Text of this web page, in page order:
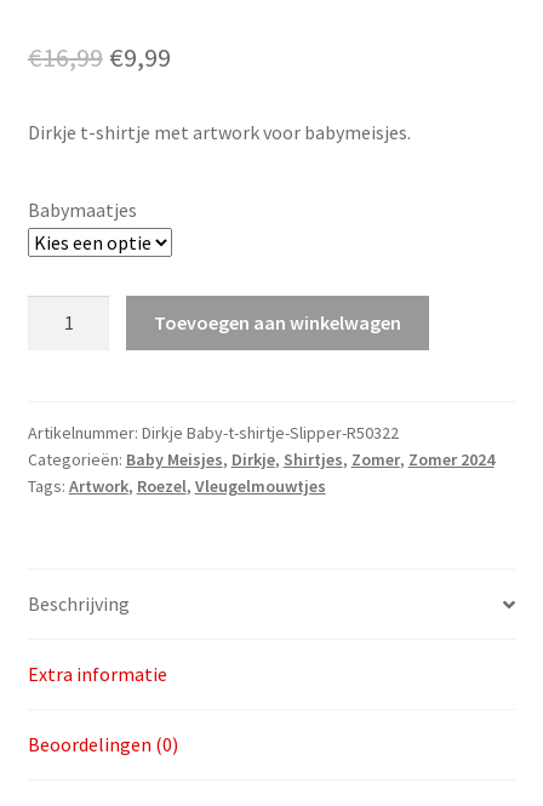
€16,99 Oorspronkelijke
was:
€9,99Huidige
is:
Dirkje t-shirtje met artwork voor babymeisjes.
Babymaatjes
Shirtje
Slipper
v.a.
Toevoegen aan winkelwagen
Artikelnummer: Dirkje Baby-t-shirtje-Slipper-R50322
Categorieën: Baby Meisjes, Dirkje, Shirtjes, Zomer, Zomer 2024
Tags: Artwork, Roezel, Vleugelmouwtjes
Beschrijving
Extra informatie
Beoordelingen (0)